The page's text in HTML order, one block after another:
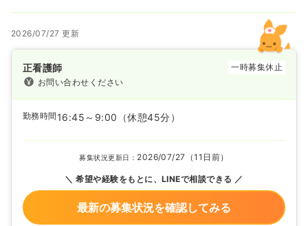
2026/07/27 更新
正看護師
一時募集休止
お問い合わせください
勤務時間 16:45～9:00 （休憩45分）
募集状況更新日： 2026/07/27（11日前）
希望や経験をもとに、LINEで相談できる
最新の募集状況を確認してみる